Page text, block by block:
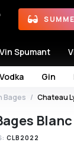
Vodka Gin
Spumant
Bages Chateau
CLB2022